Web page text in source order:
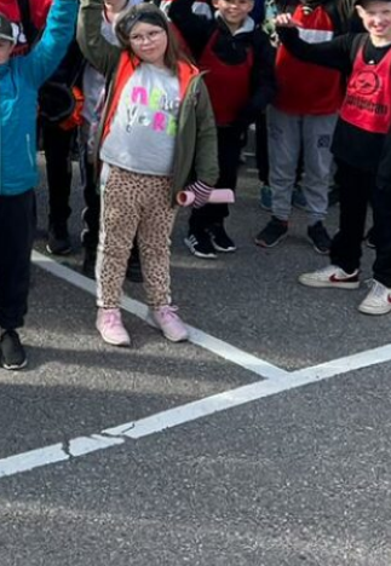
Susiladiesin
puolustus
rautaa
Tukholmassa
–
harvinaislaatu
inen voitto
Liettuasta